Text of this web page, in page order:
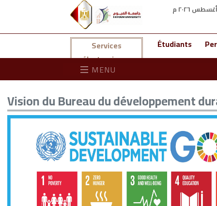
Services
électroniques
Étudiants
MENU
Vision du Bureau du développement